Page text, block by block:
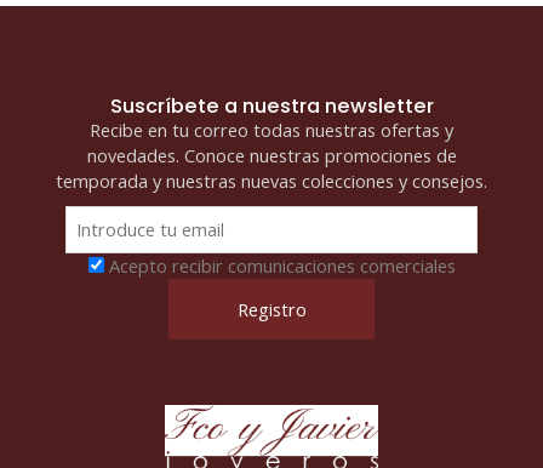
Suscríbete a nuestra newsletter
Recibe en tu correo todas nuestras ofertas y
novedades. Conoce nuestras promociones de
temporada y nuestras nuevas colecciones y consejos.
Acepto recibir comunicaciones comerciales